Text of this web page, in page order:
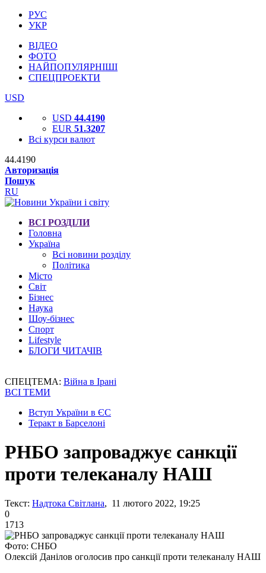
РУС
УКР
ВІДЕО
ФОТО
НАЙПОПУЛЯРНІШІ
СПЕЦПРОЕКТИ
USD
USD 44.4190
EUR 51.3207
Всі курси валют
44.4190
Авторизація
Пошук
RU
ВСІ РОЗДІЛИ
Головна
Україна
Всі новини розділу
Політика
Місто
Світ
Бізнес
Наука
Шоу-бізнес
Спорт
Lifestyle
БЛОГИ ЧИТАЧІВ
СПЕЦТЕМА: Війна в Ірані
ВСІ ТЕМИ
Вступ України в ЄС
Теракт в Барселоні
РНБО запроваджує санкції
проти телеканалу НАШ
Текст: Надтока Світлана, 11 лютого 2022, 19:25
0
1713
Фото: СНБО
Олексій Данілов оголосив про санкції проти телеканалу НАШ